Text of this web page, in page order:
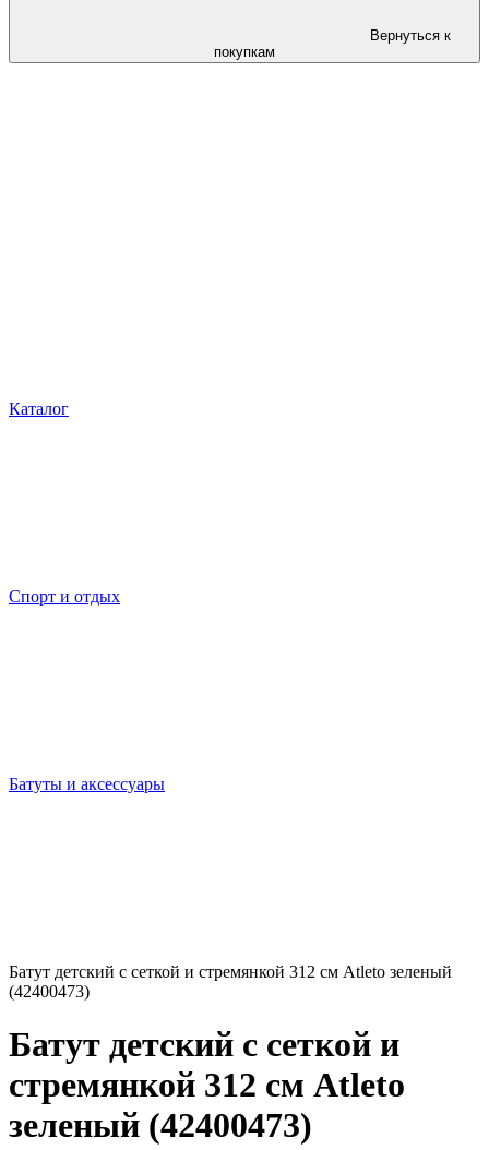
Вернуться к
покупкам
Каталог
Спорт и отдых
Батуты и аксессуары
Батут детский с сеткой и стремянкой 312 см Atleto зеленый
(42400473)
Батут детский с сеткой и
стремянкой 312 см Atleto
зеленый (42400473)